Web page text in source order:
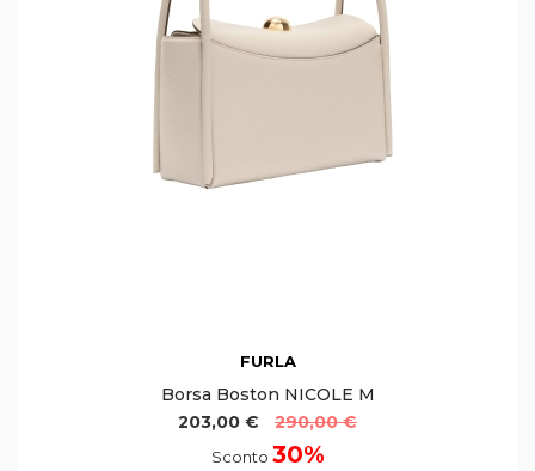
FURLA
Borsa Boston NICOLE M
203,00 €
290,00 €
Sconto 30%